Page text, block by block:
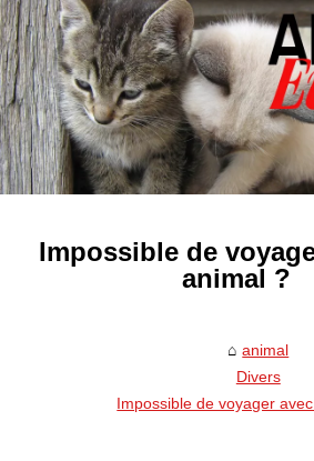
Impossible de
animal ?
animal
Divers
Impossible de voyager